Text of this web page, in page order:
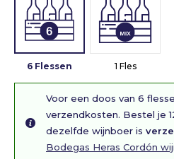
6 Flessen 1 Fles
Voor een doos van 6
verzendkosten. Bestel je
dezelfde wijnboer is
Bodegas Heras Cordón